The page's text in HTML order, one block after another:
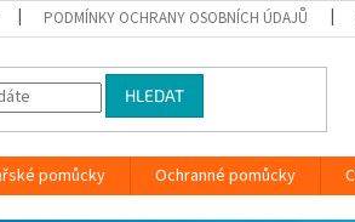
PODMÍNKY OCHRANY OSOBNÍCH ÚDAJŮ
HLEDAT
pomůcky Ochranné pomůcky